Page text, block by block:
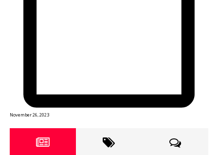
November 26, 2023